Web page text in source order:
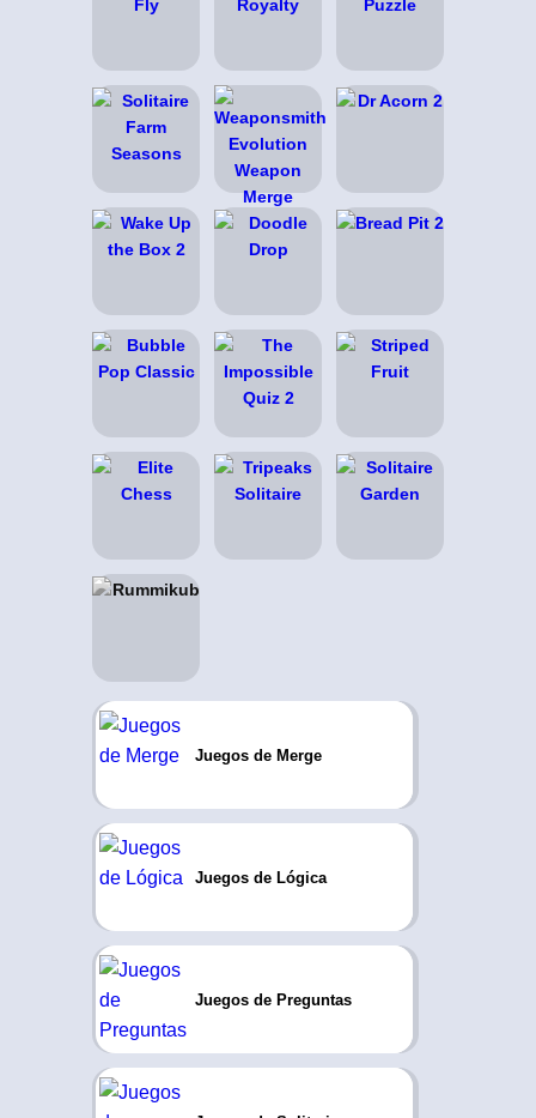
Juegos de Merge
Juegos de Lógica
Juegos de Preguntas